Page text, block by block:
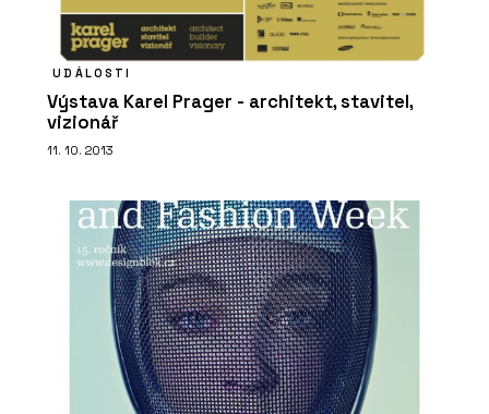
PRODUKTY
Série keramických dlaždic MIXTONE -
PRODUKTY
Série dlaždic RAVE - RAKO
UDÁLOSTI
Výstava Karel Prager - architekt, stavitel,
vizionář
11. 10. 2013